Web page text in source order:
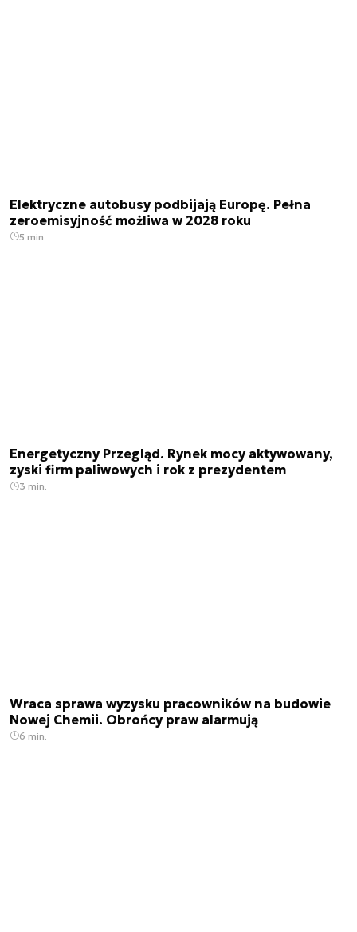
Elektryczne autobusy podbijają Europę. Pełna
zeroemisyjność możliwa w 2028 roku
5 min.
Energetyczny Przegląd. Rynek mocy aktywowany,
zyski firm paliwowych i rok z prezydentem
3 min.
Wraca sprawa wyzysku pracowników na budowie
Nowej Chemii. Obrońcy praw alarmują
6 min.